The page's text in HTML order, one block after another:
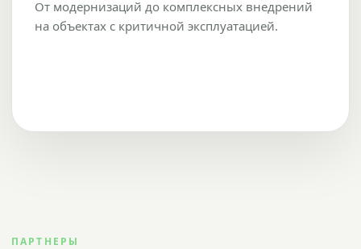
От модернизаций до комплексных внедрений
на объектах с критичной эксплуатацией.
ПАРТНЕРЫ